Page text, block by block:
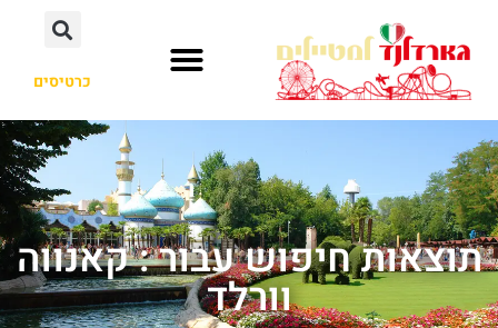
כרטיסים
תוצאות חיפוש עבור : קאנווה
וורלד